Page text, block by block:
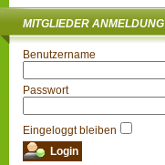
MITGLIEDER ANMELDUNG
Benutzername
Passwort
Eingeloggt bleiben